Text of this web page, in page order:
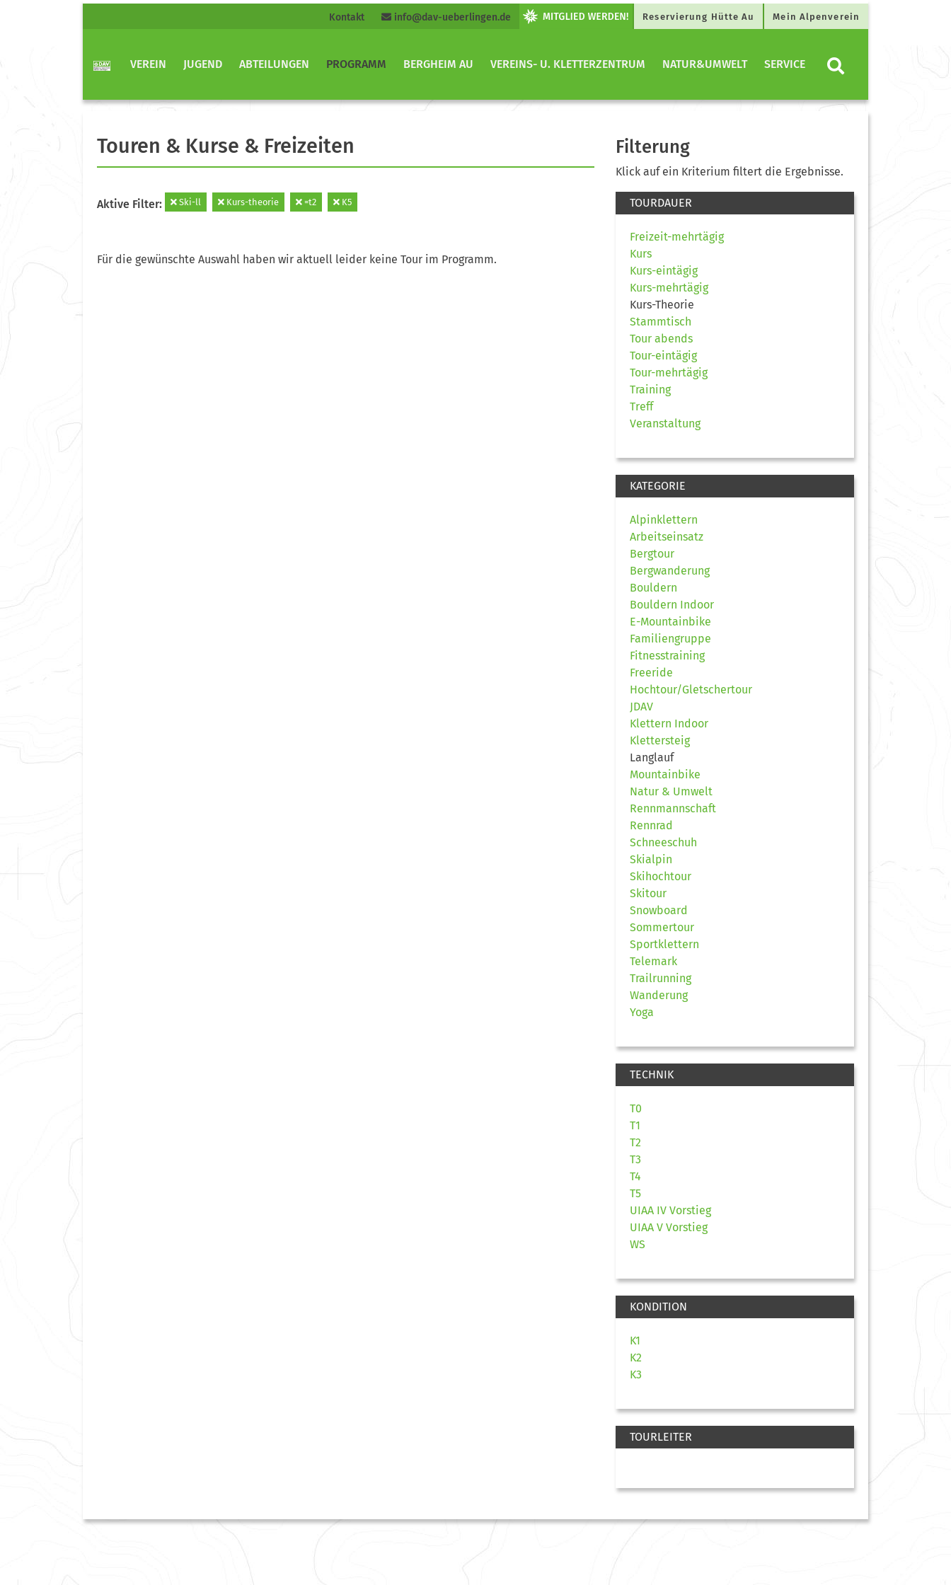
Kontakt info@dav-ueberlingen.de Reservierung Hütte Au Mein Alpenverein
VEREIN JUGEND ABTEILUNGEN PROGRAMM BERGHEIM AU VEREINS- U. KLETTERZENTRUM NATUR&UMWELT SERVICE
Touren & Kurse & Freizeiten
Aktive Filter: Ski-ll Kurs-theorie =t2 K5
Für die gewünschte Auswahl haben wir aktuell leider keine Tour im Programm.
Filterung
Klick auf ein Kriterium filtert die Ergebnisse.
TOURDAUER
Freizeit-mehrtägig
Kurs
Kurs-eintägig
Kurs-mehrtägig
Kurs-Theorie
Stammtisch
Tour abends
Tour-eintägig
Tour-mehrtägig
Training
Treff
Veranstaltung
KATEGORIE
Alpinklettern
Arbeitseinsatz
Bergtour
Bergwanderung
Bouldern
Bouldern Indoor
E-Mountainbike
Familiengruppe
Fitnesstraining
Freeride
Hochtour/Gletschertour
JDAV
Klettern Indoor
Klettersteig
Langlauf
Mountainbike
Natur & Umwelt
Rennmannschaft
Rennrad
Schneeschuh
Skialpin
Skihochtour
Skitour
Snowboard
Sommertour
Sportklettern
Telemark
Trailrunning
Wanderung
Yoga
TECHNIK
T0
T1
T2
T3
T4
T5
UIAA IV Vorstieg
UIAA V Vorstieg
WS
KONDITION
K1
K2
K3
TOURLEITER